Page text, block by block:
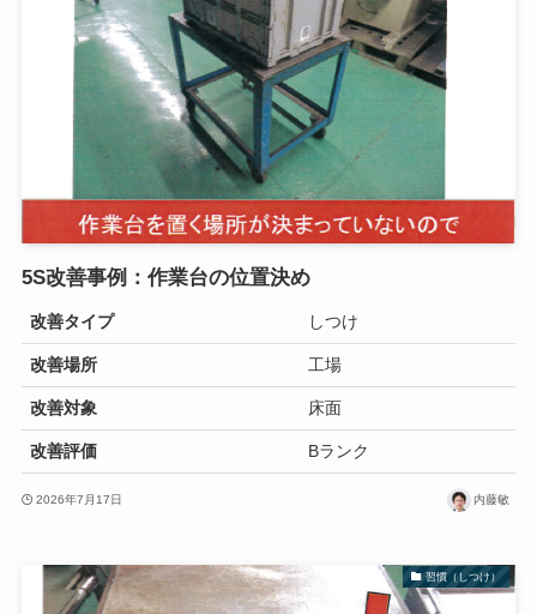
5S改善事例：作業台の位置決め
改善タイプ しつけ
改善場所 工場
改善対象 床面
改善評価 Bランク
2026年7月17日 内藤敏
習慣（しつけ）